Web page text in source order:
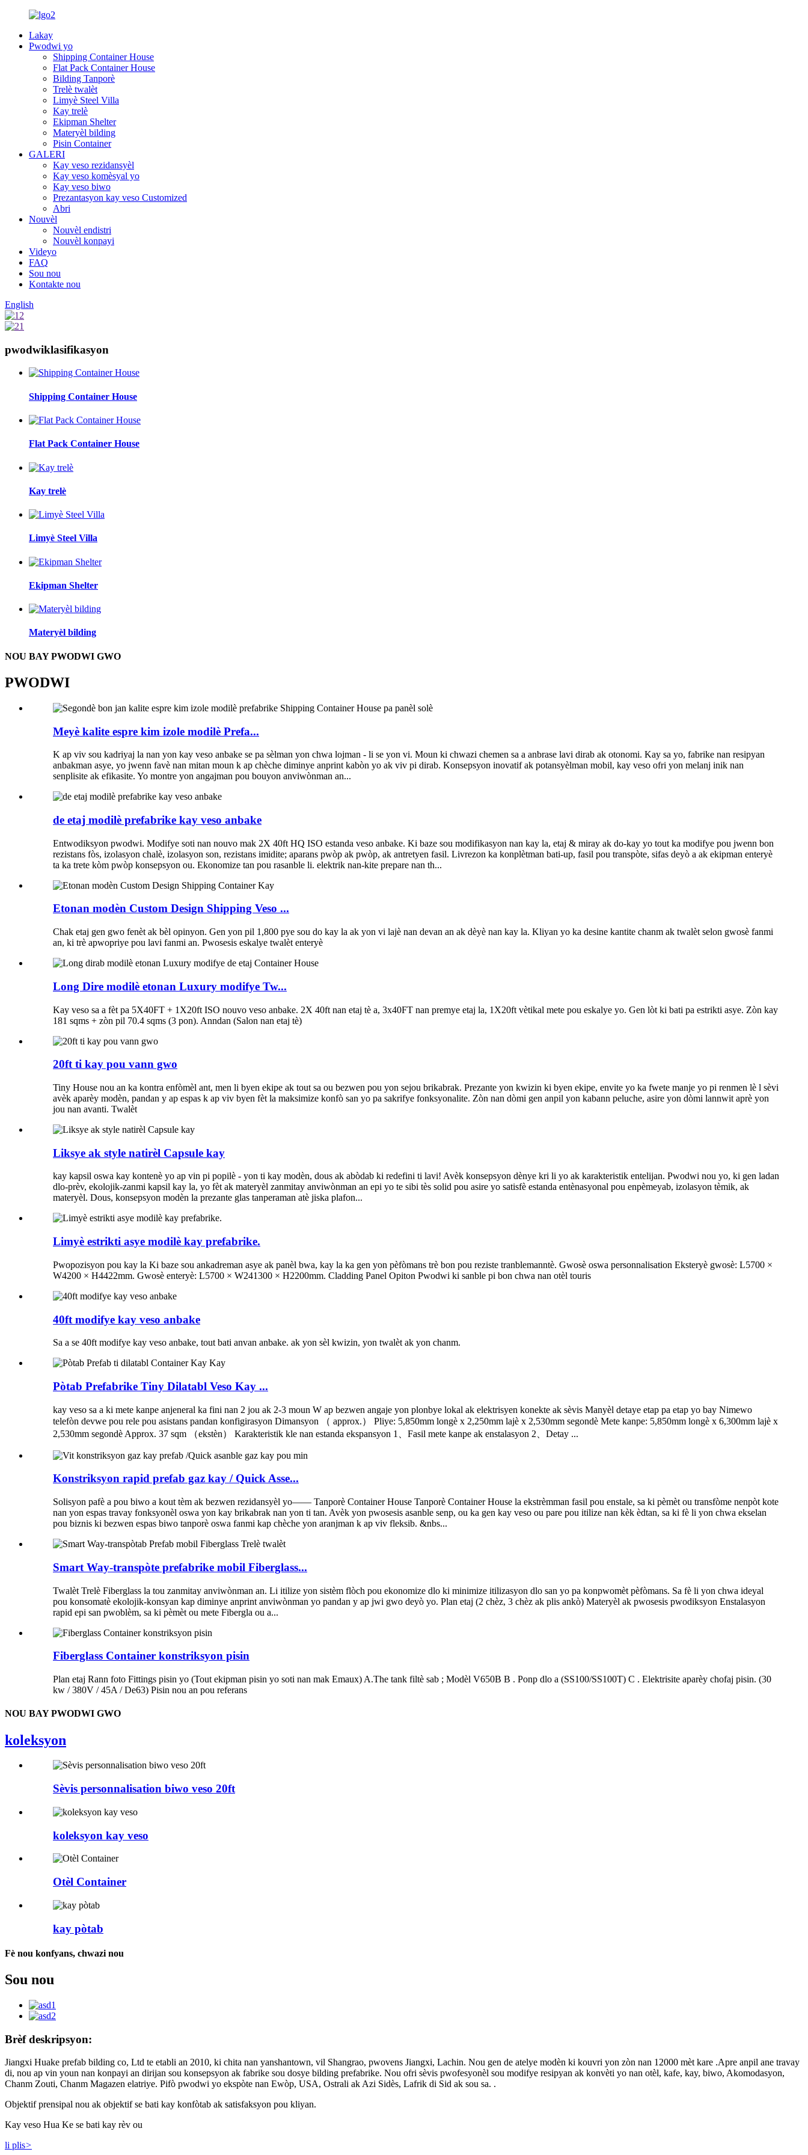
Lakay
Pwodwi yo
Shipping Container House
Flat Pack Container House
Bilding Tanporè
Trelè twalèt
Limyè Steel Villa
Kay trelè
Ekipman Shelter
Materyèl bilding
Pisin Container
GALERI
Kay veso rezidansyèl
Kay veso komèsyal yo
Kay veso biwo
Prezantasyon kay veso Customized
Abri
Nouvèl
Nouvèl endistri
Nouvèl konpayi
Videyo
FAQ
Sou nou
Kontakte nou
English
pwodwiklasifikasyon
Shipping Container House
Flat Pack Container House
Kay trelè
Limyè Steel Villa
Ekipman Shelter
Materyèl bilding
NOU BAY PWODWI GWO
PWODWI
Meyè kalite espre kim izole modilè Prefa...
K ap viv sou kadriyaj la nan yon kay veso anbake se pa sèlman yon chwa lojman - li se yon vi. Moun ki chwazi chemen sa a anbrase lavi dirab ak otonomi. Kay sa yo, fabrike nan resipyan
anbakman asye, yo jwenn favè nan mitan moun k ap chèche diminye anprint kabòn yo ak viv pi dirab. Konsepsyon inovatif ak potansyèlman mobil, kay veso ofri yon melanj inik nan
senplisite ak efikasite. Yo montre yon angajman pou bouyon anviwònman an...
de etaj modilè prefabrike kay veso anbake
Entwodiksyon pwodwi. Modifye soti nan nouvo mak 2X 40ft HQ ISO estanda veso anbake. Ki baze sou modifikasyon nan kay la, etaj & miray ak do-kay yo tout ka modifye pou jwenn bon
rezistans fòs, izolasyon chalè, izolasyon son, rezistans imidite; aparans pwòp ak pwòp, ak antretyen fasil. Livrezon ka konplètman bati-up, fasil pou transpòte, sifas deyò a ak ekipman enteryè
ta ka trete kòm pwòp konsepsyon ou. Ekonomize tan pou rasanble li. elektrik nan-kite prepare nan th...
Etonan modèn Custom Design Shipping Veso ...
Chak etaj gen gwo fenèt ak bèl opinyon. Gen yon pil 1,800 pye sou do kay la ak yon vi lajè nan devan an ak dèyè nan kay la. Kliyan yo ka desine kantite chanm ak twalèt selon gwosè fanmi
an, ki trè apwopriye pou lavi fanmi an. Pwosesis eskalye twalèt enteryè
Long Dire modilè etonan Luxury modifye Tw...
Kay veso sa a fèt pa 5X40FT + 1X20ft ISO nouvo veso anbake. 2X 40ft nan etaj tè a, 3x40FT nan premye etaj la, 1X20ft vètikal mete pou eskalye yo. Gen lòt ki bati pa estrikti asye. Zòn kay
181 sqms + zòn pil 70.4 sqms (3 pon). Anndan (Salon nan etaj tè)
20ft ti kay pou vann gwo
Tiny House nou an ka kontra enfòmèl ant, men li byen ekipe ak tout sa ou bezwen pou yon sejou brikabrak. Prezante yon kwizin ki byen ekipe, envite yo ka fwete manje yo pi renmen lè l sèvi
avèk aparèy modèn, pandan y ap espas k ap viv byen fèt la maksimize konfò san yo pa sakrifye fonksyonalite. Zòn nan dòmi gen anpil yon kabann peluche, asire yon dòmi lannwit aprè yon
jou nan avanti. Twalèt
Liksye ak style natirèl Capsule kay
kay kapsil oswa kay kontenè yo ap vin pi popilè - yon ti kay modèn, dous ak abòdab ki redefini ti lavi! Avèk konsepsyon dènye kri li yo ak karakteristik entelijan. Pwodwi nou yo, ki gen ladan
dlo-prèv, ekolojik-zanmi kapsil kay la, yo fèt ak materyèl zanmitay anviwònman an epi yo te sibi tès solid pou asire yo satisfè estanda entènasyonal pou enpèmeyab, izolasyon tèmik, ak
materyèl. Dous, konsepsyon modèn la prezante glas tanperaman atè jiska plafon...
Limyè estrikti asye modilè kay prefabrike.
Pwopozisyon pou kay la Ki baze sou ankadreman asye ak panèl bwa, kay la ka gen yon pèfòmans trè bon pou reziste tranblemanntè. Gwosè oswa personnalisation Eksteryè gwosè: L5700 ×
W4200 × H4422mm. Gwosè enteryè: L5700 × W241300 × H2200mm. Cladding Panel Opiton Pwodwi ki sanble pi bon chwa nan otèl touris
40ft modifye kay veso anbake
Sa a se 40ft modifye kay veso anbake, tout bati anvan anbake. ak yon sèl kwizin, yon twalèt ak yon chanm.
Pòtab Prefabrike Tiny Dilatabl Veso Kay ...
kay veso sa a ki mete kanpe anjeneral ka fini nan 2 jou ak 2-3 moun W ap bezwen angaje yon plonbye lokal ak elektrisyen konekte ak sèvis Manyèl detaye etap pa etap yo bay Nimewo
telefòn devwe pou rele pou asistans pandan konfigirasyon Dimansyon （ approx.） Pliye: 5,850mm longè x 2,250mm lajè x 2,530mm segondè Mete kanpe: 5,850mm longè x 6,300mm lajè x
2,530mm segondè Approx. 37 sqm （ekstèn） Karakteristik kle nan estanda ekspansyon 1、Fasil mete kanpe ak enstalasyon 2、Detay ...
Konstriksyon rapid prefab gaz kay / Quick Asse...
Solisyon pafè a pou biwo a kout tèm ak bezwen rezidansyèl yo—— Tanporè Container House Tanporè Container House la ekstrèmman fasil pou enstale, sa ki pèmèt ou transfòme nenpòt kote
nan yon espas travay fonksyonèl oswa yon kay brikabrak nan yon ti tan. Avèk yon pwosesis asanble senp, ou ka gen kay veso ou pare pou itilize nan kèk èdtan, sa ki fè li yon chwa ekselan
pou biznis ki bezwen espas biwo tanporè oswa fanmi kap chèche yon aranjman k ap viv fleksib. &nbs...
Smart Way-transpòte prefabrike mobil Fiberglass...
Twalèt Trelè Fiberglass la tou zanmitay anviwònman an. Li itilize yon sistèm flòch pou ekonomize dlo ki minimize itilizasyon dlo san yo pa konpwomèt pèfòmans. Sa fè li yon chwa ideyal
pou konsomatè ekolojik-konsyan kap diminye anprint anviwònman yo pandan y ap jwi gwo deyò yo. Plan etaj (2 chèz, 3 chèz ak plis ankò) Materyèl ak pwosesis pwodiksyon Enstalasyon
rapid epi san pwoblèm, sa ki pèmèt ou mete Fibergla ou a...
Fiberglass Container konstriksyon pisin
Plan etaj Rann foto Fittings pisin yo (Tout ekipman pisin yo soti nan mak Emaux) A.The tank filtè sab ; Modèl V650B B . Ponp dlo a (SS100/SS100T) C . Elektrisite aparèy chofaj pisin. (30
kw / 380V / 45A / De63) Pisin nou an pou referans
NOU BAY PWODWI GWO
koleksyon
Sèvis personnalisation biwo veso 20ft
koleksyon kay veso
Otèl Container
kay pòtab
Fè nou konfyans, chwazi nou
Sou nou
Brèf deskripsyon:
Jiangxi Huake prefab bilding co, Ltd te etabli an 2010, ki chita nan yanshantown, vil Shangrao, pwovens Jiangxi, Lachin. Nou gen de atelye modèn ki kouvri yon zòn nan 12000 mèt kare .Apre anpil ane travay
di, nou ap vin youn nan konpayi an dirijan sou konsepsyon ak fabrike sou dosye bilding prefabrike. Nou ofri sèvis pwofesyonèl sou modifye resipyan ak konvèti yo nan otèl, kafe, kay, biwo, Akomodasyon,
Chanm Zouti, Chanm Magazen elatriye. Pifò pwodwi yo ekspòte nan Ewòp, USA, Ostrali ak Azi Sidès, Lafrik di Sid ak sou sa. .
Objektif prensipal nou ak objektif se bati kay konfòtab ak satisfaksyon pou kliyan.
Kay veso Hua Ke se bati kay rèv ou
li plis>